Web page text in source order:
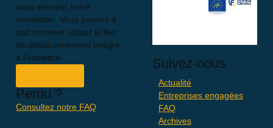
vous envoyer notre
newsletter. Vous pouvez à
tout moment utiliser le lien
de désabonnement intégré
à l’infolettre
Perdu ?
Consultez notre FAQ
Suivez-nous
Actualité
Entreprises engagées
FAQ
Archives